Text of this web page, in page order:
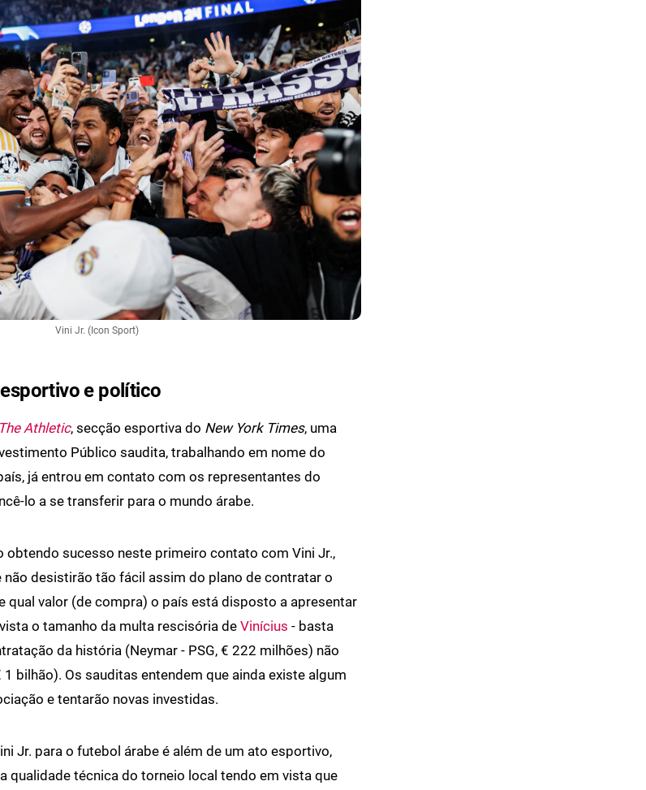
Vini Jr. (Icon Sport)
e político
The Athletic, secção esportiva do New York Times, uma
Público saudita, trabalhando em nome do
já entrou em contato com os representantes do
lo a se transferir para o mundo árabe.
obtendo sucesso neste primeiro contato com Vini Jr.,
desistirão tão fácil assim do plano de contratar o
qual valor (de compra) o país está disposto a apresentar
o tamanho da multa rescisória deVinícius - basta
da história (Neymar - PSG, € 222 milhões) não
bilhão). Os sauditas entendem que ainda existe algum
e tentarão novas investidas.
Jr. para o futebol árabe é além de um ato esportivo,
qualidade técnica do torneio local tendo em vista que